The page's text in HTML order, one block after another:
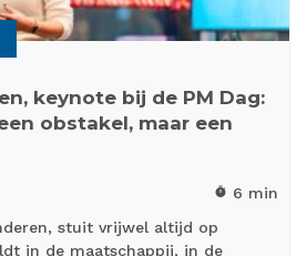
keynote bij de PM Dag:
obstakel, maar een
timer 6 min
stuit vrijwel altijd op
in de maatschappij, in de